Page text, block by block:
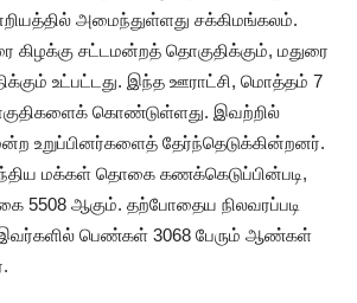
அமைந்துள்ளது சக்கிமங்கலம்.
கிழக்கு சட்டமன்றத் தொகுதிக்கும், மதுரை
உட்பட்டது. இந்த ஊராட்சி, மொத்தம் 7
கொண்டுள்ளது. இவற்றில்
உறுப்பினர்களைத் தேர்ந்தெடுக்கின்றனர்.
மக்கள் தொகை கணக்கெடுப்பின்படி,
ஆகும். தற்போதைய நிலவரப்படி
இவர்களில் பெண்கள் 3068 பேரும் ஆண்கள்